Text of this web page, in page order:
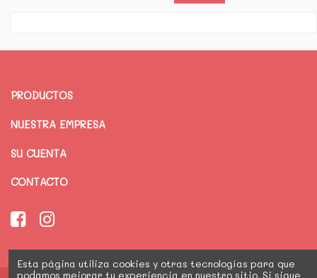
PRODUCTOS
NUESTRA EMPRESA
SU CUENTA
CONTACTO
Esta página utiliza cookies y otras tecnologías para que
podamos mejorar tu experiencia en nuestro sitio. Si sigue